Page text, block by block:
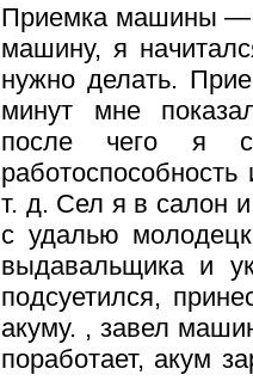
Приемка машины —
машину, я
нужно делать.
минут мне
после чего я
т. д. Сел я в салон
с удалью
выдавальщика и
подсуетился,
акуму. , завел
поработает, акум